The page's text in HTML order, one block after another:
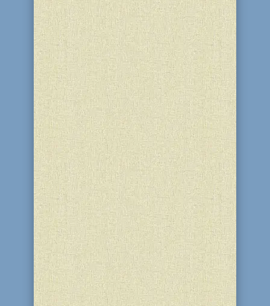
Йорцайт или годовщина смерти
дорогого человека - это время, когда
следует почтить его память
прочтением в синагоге молитвы
Кадиш, благотоворительными
пожертвованиями и изучением Торы.
[su_button
url="http://www.ru.chabad.org/calendar
/yahrtzeit.htm"...